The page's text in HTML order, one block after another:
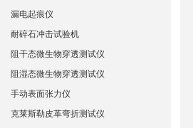
漏电起痕仪
耐碎石冲击试验机
阻干态微生物穿透测试仪
阻湿态微生物穿透测试仪
手动表面张力仪
克莱斯勒皮革弯折测试仪